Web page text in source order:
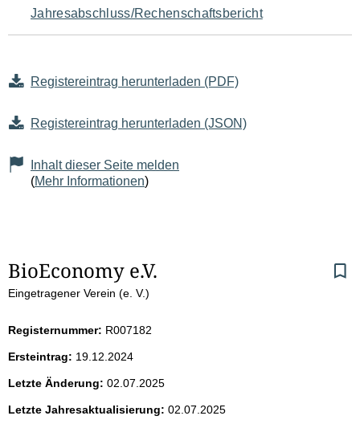
Jahresabschluss/Rechenschaftsbericht
Registereintrag herunterladen (PDF)
Registereintrag herunterladen (JSON)
Inhalt dieser Seite melden
(Mehr Informationen)
S
e
i
t
e
BioEconomy e.V.
Eingetragener Verein (e. V.)
Registernummer: R007182
Ersteintrag: 19.12.2024
Letzte Änderung: 02.07.2025
Letzte Jahresaktualisierung: 02.07.2025